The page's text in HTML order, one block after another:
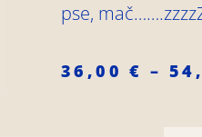
pse,
36,00€ –